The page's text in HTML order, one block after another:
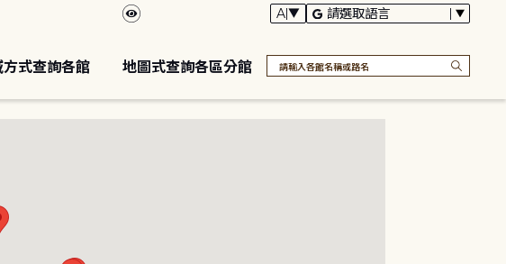
方式查詢各館 地圖式查詢各區分館